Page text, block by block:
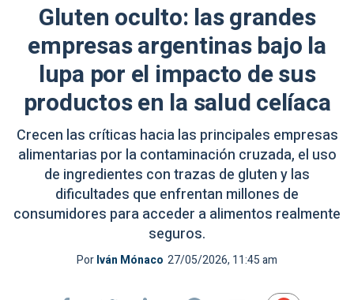
Gluten oculto: las grandes
empresas argentinas bajo la
lupa por el impacto de sus
productos en la salud celíaca
Crecen las críticas hacia las principales empresas
alimentarias por la contaminación cruzada, el uso
de ingredientes con trazas de gluten y las
dificultades que enfrentan millones de
consumidores para acceder a alimentos realmente
seguros.
PorIván Mónaco 27/05/2026, 11:45 am